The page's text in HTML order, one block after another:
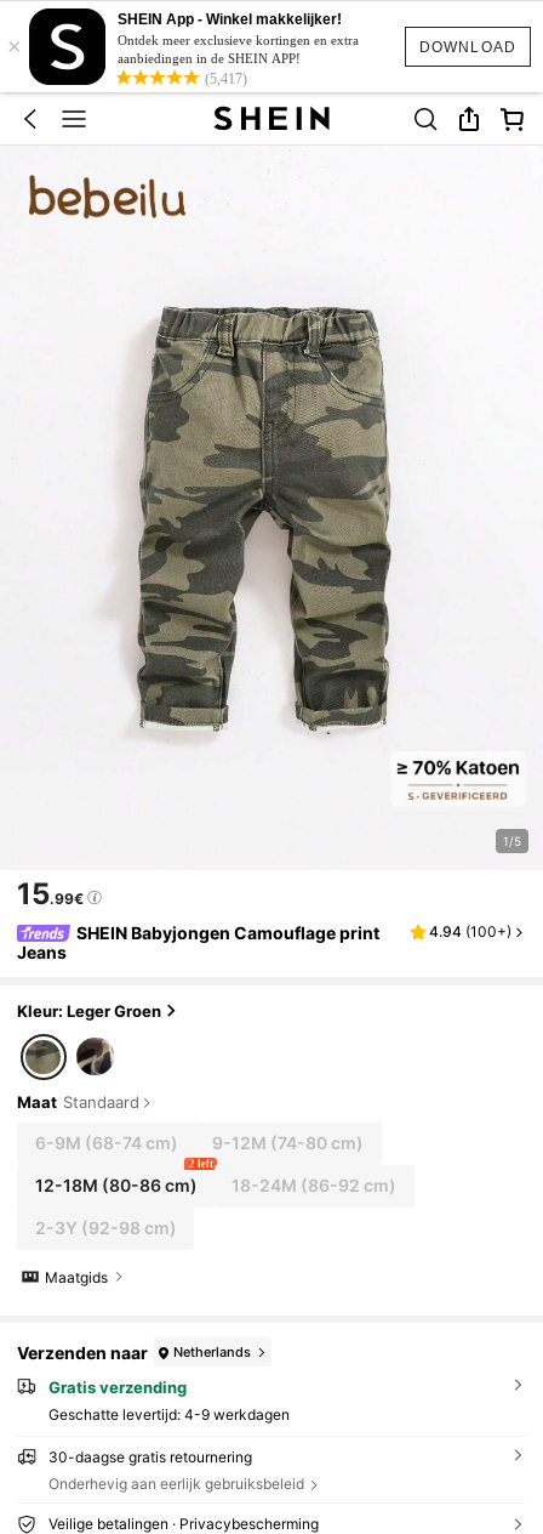
DOWNLOAD
×
SHEIN App - Winkel makkelijker!
Ontdek meer exclusieve kortingen en extra
aanbiedingen in de SHEIN APP!
(5,417)
1/5
15.99€
SHEIN Babyjongen Camouflage print
Jeans
4.94 (100+)
Kleur: Leger Groen
Maat Standaard
6-9M (68-74 cm) 9-12M (74-80 cm)
12-18M (80-86 cm)
2 left
18-24M (86-92 cm)
2-3Y (92-98 cm)
Maatgids
Verzenden naar Netherlands
Gratis verzending
Geschatte levertijd: 4-9 werkdagen
30-daagse gratis retournering
Onderhevig aan eerlijk gebruiksbeleid
Veilige betalingen · Privacybescherming